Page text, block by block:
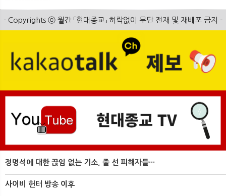
- Copyrights ⓒ 월간 「현대종교」 허락없이 무단 전재 및 재배포 금지 -
정명석에 대한 끊임 없는 기소, 줄 선 피해자들···
사이비 헌터 방송 이후